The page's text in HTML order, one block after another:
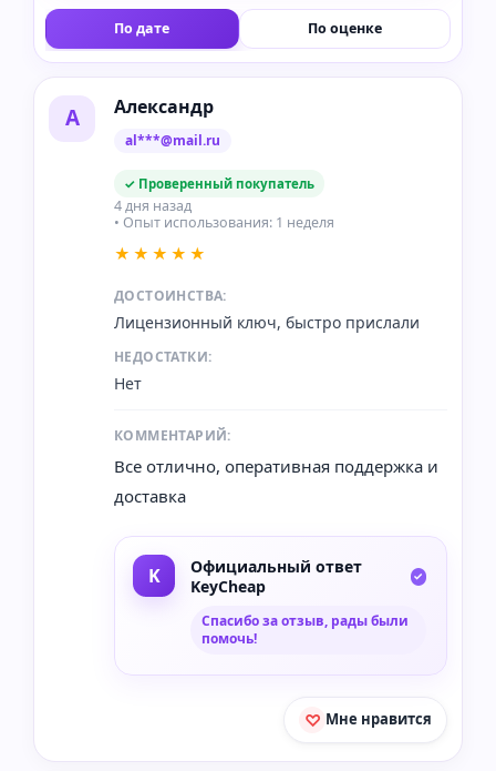
По дате По оценке
А Александр
al***@mail.ru
✓ Проверенный покупатель
4 дня назад
• Опыт использования: 1 неделя
★★★★★
ДОСТОИНСТВА:
Лицензионный ключ, быстро прислали
НЕДОСТАТКИ:
Нет
КОММЕНТАРИЙ:
Все отлично, оперативная поддержка и
доставка
Официальный ответ
KeyCheap
Спасибо за отзыв, рады были
помочь!
Мне нравится